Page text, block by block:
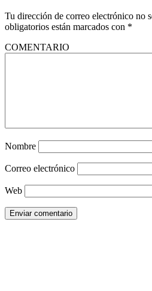
Tu dirección de correo electrónico no
obligatorios están marcados con *
COMENTARIO
Nombre
Correo electrónico
Web